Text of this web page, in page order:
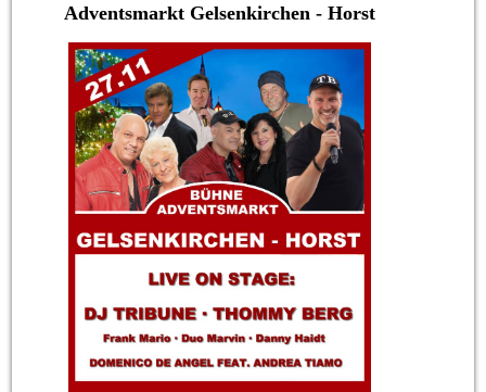
Adventsmarkt Gelsenkirchen - Horst